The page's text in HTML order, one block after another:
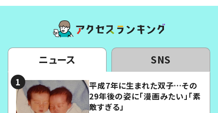
ニュース SNS
平成7年に生まれた双子…その
29年後の姿に「漫画みたい」「素
敵すぎる」